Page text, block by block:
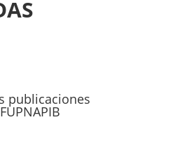
publicaciones